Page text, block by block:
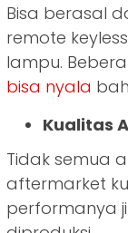
Bisa berasal
remote
lampu.
bisa nyala
Kualitas
Tidak semua
aftermarket
performanya